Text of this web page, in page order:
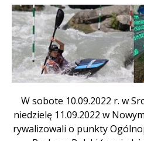
Treść
W sobote 10.09.2022 r. w
niedzielę 11.09.2022 w
rywalizowali o punkty